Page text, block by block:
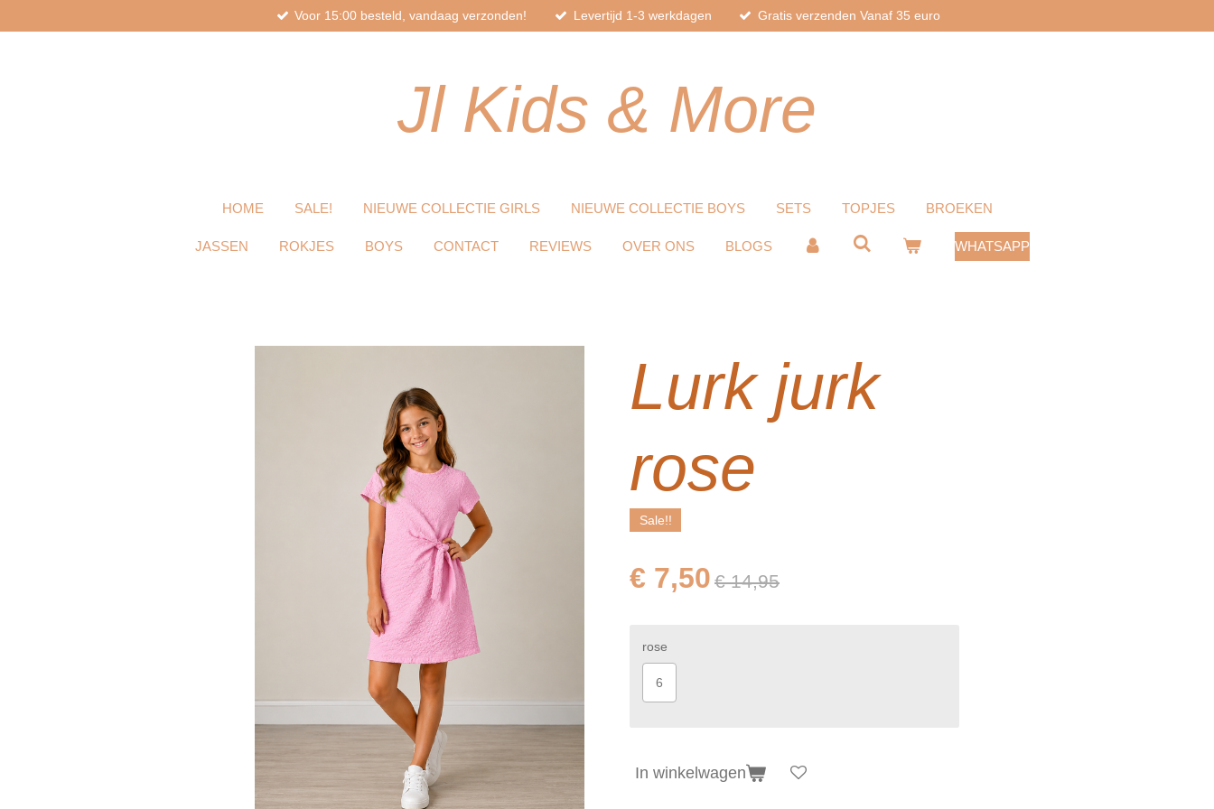
direct
Voor 15:00 besteld, vandaag verzonden! Levertijd 1-3 werkdagen Gratis verzenden Vanaf 35 euro
JlKids & More
HOME SALE! NIEUWE COLLECTIE GIRLS NIEUWE COLLECTIE BOYS SETS TOPJES BROEKEN
JASSEN ROKJES BOYS CONTACT REVIEWS OVER ONS BLOGS WHATSAPP
Lurk jurk
rose
Sale!!
€ 7,50 € 14,95
rose
6
In winkelwagen